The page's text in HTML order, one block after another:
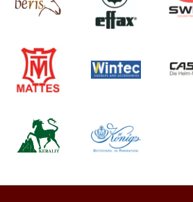
Vollblut-Cob (3)
XL-155cm (1)